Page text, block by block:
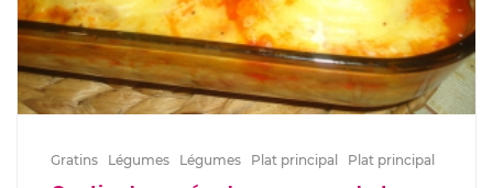
Gratins Légumes Légumes Plat principal Plat principal